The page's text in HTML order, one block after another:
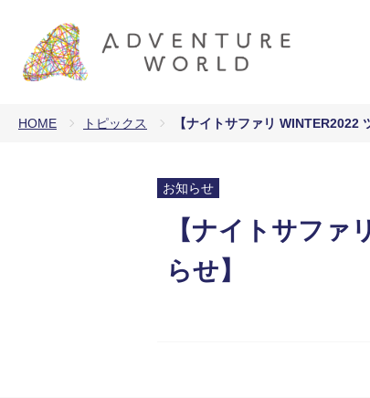
HOME トピックス 【ナイトサファリ WINTER2022
お知らせ
【ナイトサフ
らせ】